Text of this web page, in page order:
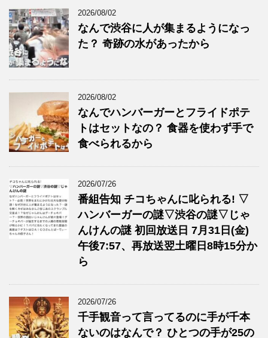
2026/08/02
なんで渋谷に人が集まるようになっ
た？ 奇跡の水があったから
2026/08/02
なんでハンバーガーとフライドポテ
トはセットなの？ 食器を使わず手で
食べられるから
2026/07/26
番組告知 チコちゃんに叱られる! ▽
ハンバーガーの謎▽渋谷の謎▽じゃ
んけんの謎 初回放送日 7月31日(金)
午後7:57、再放送翌土曜日8時15分か
ら
2026/07/26
千手観音って言ってるのに手が千本
ないのはなんで？ ひとつの手が25の